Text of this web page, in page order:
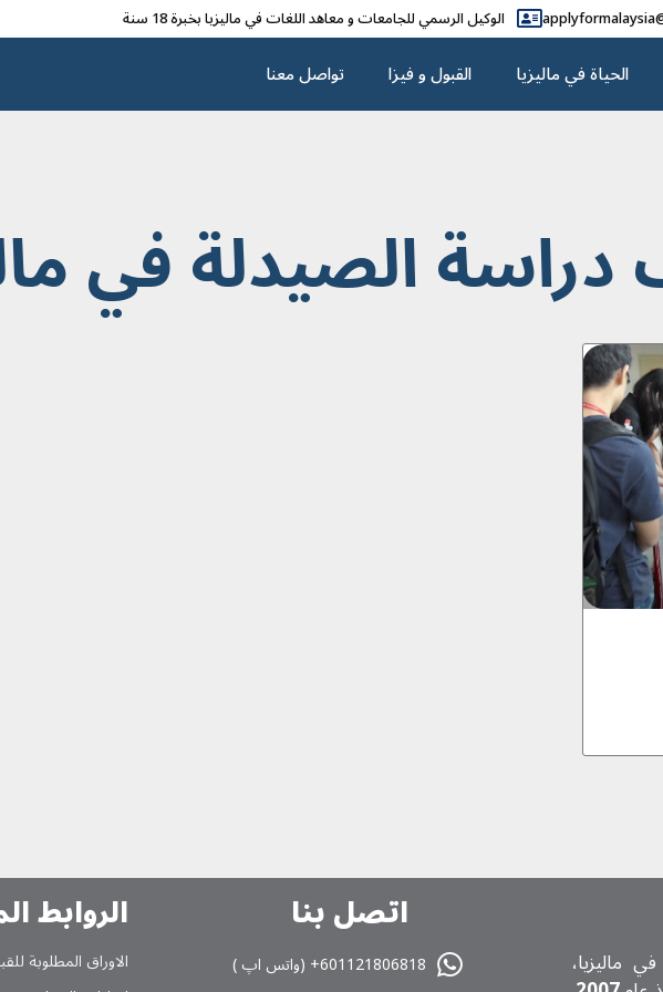
الوکیل الرسمي للجامعات و معاهد اللغات في مالیزیا بخبرة 18 سنة
الحياة في ماليزيا القبول و فیزا تواصل معنا
دراسة الصيدلة في
ماليزيا،
اتصل بنا
601121806818+ (واتس اپ )
الروابط
الاوراق المطلوبة